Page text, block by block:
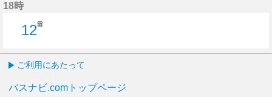
18時
12留
ご利用にあたって
バスナビ.comトップページ